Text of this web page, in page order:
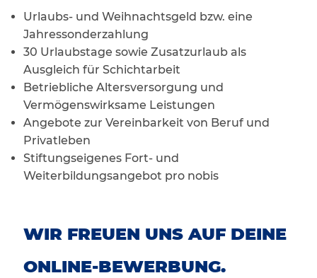
Urlaubs- und Weihnachtsgeld bzw. eine
Jahressonderzahlung
30 Urlaubstage sowie Zusatzurlaub als
Ausgleich für Schichtarbeit
Betriebliche Altersversorgung und
Vermögenswirksame Leistungen
Angebote zur Vereinbarkeit von Beruf und
Privatleben
Stiftungseigenes Fort- und
Weiterbildungsangebot pro nobis
WIR FREUEN UNS AUF DEINE
ONLINE-BEWERBUNG.